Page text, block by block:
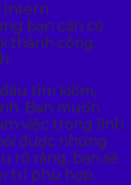
Intern
bạn cần có
thành công.
tìm kiếm,
Bạn muốn
việc trong lĩnh
được những
rõ ràng, bạn sẽ
trí phù hợp.